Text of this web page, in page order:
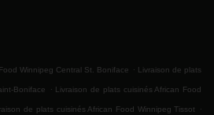
Winnipeg Central St. Boniface . Livraison de plats
Boniface . Livraison de plats cuisinés African Food
de plats cuisinés African Food Winnipeg Tissot .